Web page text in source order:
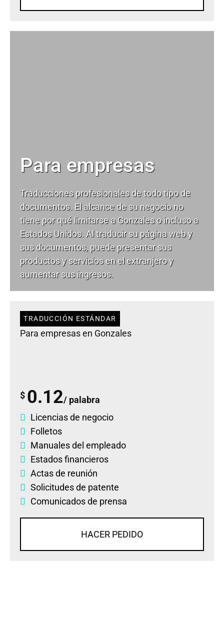
Para empresas
Traducciones profesionales de todo tipo de
documentos. El alcance de su negocio no
tiene por qué limitarse a Gonzales o incluso a
Estados Unidos. Al traducir su página web y
sus documentos, puede presentar sus
productos y servicios en el extranjero y
aumentar sus ingresos.
TRADUCCIÓN ESTÁNDAR
Para empresas en Gonzales
$ 0.12/ palabra
Licencias de negocio
Folletos
Manuales del empleado
Estados financieros
Actas de reunión
Solicitudes de patente
Comunicados de prensa
HACER PEDIDO